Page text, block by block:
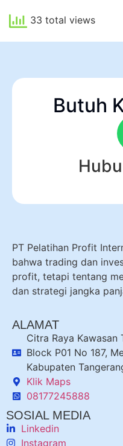
33 total views
Butuh
PT Pelatihan Profit
bahwa trading dan
profit, tetapi tentang
dan strategi jangka
ALAMAT
Citra Raya Kawasan
Block P01 No 187,
Kabupaten
Klik Maps
08177245888
SOSIAL MEDIA
Linkedin
Instagram